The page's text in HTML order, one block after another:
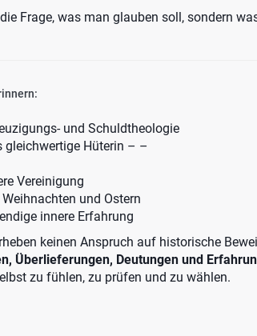
Frage, was man glauben soll, sondern
und Schuldtheologie
Hüterin – –
Vereinigung
und Ostern
innere Erfahrung
keinen Anspruch auf historische
Überlieferungen, Deutungen und
zu fühlen, zu prüfen und zu wählen.